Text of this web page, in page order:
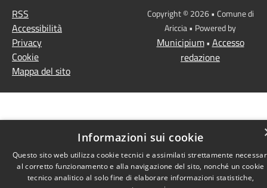
RSS
Accessibilità
Privacy
Cookie
Mappa del sito
Copyright © 2026 • Comune di
Ariccia • Powered by
Municipium• Accesso
redazione
Informazioni sui cookie
Questo sito web utilizza cookie tecnici e assimilati strettamente
al corretto funzionamento e alla navigazione del sito, nonché un cookie
tecnico analitico al solo fine di elaborare informazioni statistiche,